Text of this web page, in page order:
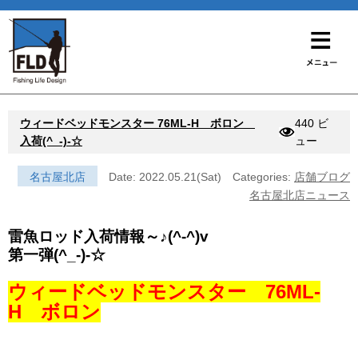
ウィードベッドモンスター 76ML-H ボロン
入荷(^_-)-☆
440 ビ
ュー
名古屋北店 Date: 2022.05.21(Sat) Categories: 店舗ブログ
名古屋北店ニュース
雷魚ロッド入荷情報～♪(^-^)v
第一弾(^_-)-☆
ウィードベッドモンスター 76ML-
H ボロン